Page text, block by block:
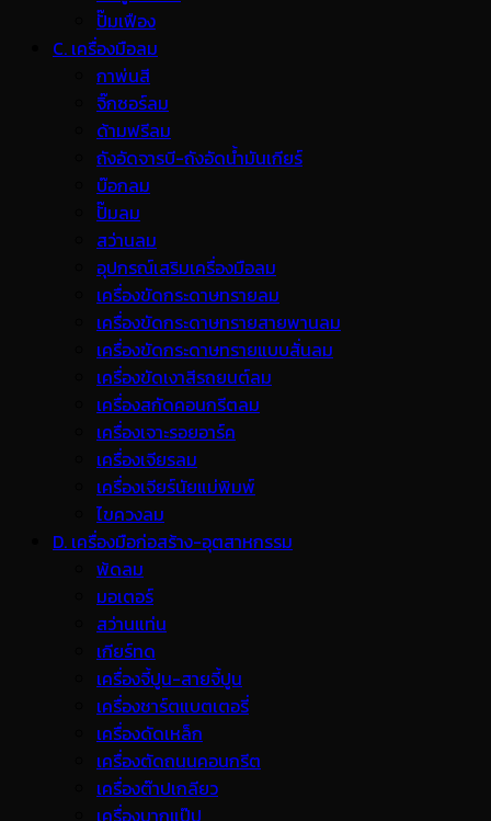
ปั๊มเฟือง
C. เครื่องมือลม
กาพ่นสี
จิ๊กซอร์ลม
ด้ามฟรีลม
ถังอัดจารบี-ถังอัดน้ำมันเกียร์
บ๊อกลม
ปั๊มลม
สว่านลม
อุปกรณ์เสริมเครื่องมือลม
เครื่องขัดกระดาษทรายลม
เครื่องขัดกระดาษทรายสายพานลม
เครื่องขัดกระดาษทรายแบบสั่นลม
เครื่องขัดเงาสีรถยนต์ลม
เครื่องสกัดคอนกรีตลม
เครื่องเจาะรอยอาร์ค
เครื่องเจียรลม
เครื่องเจียร์นัยแม่พิมพ์
ไขควงลม
D. เครื่องมือก่อสร้าง-อุตสาหกรรม
พ้ดลม
มอเตอร์
สว่านแท่น
เกียร์ทด
เครื่องจี้ปูน-สายจี้ปูน
เครื่องชาร์ตแบตเตอรี่
เครื่องดัดเหล็ก
เครื่องตัดถนนคอนกรีต
เครื่องต๊าปเกลียว
เครื่องบากแป๊ป